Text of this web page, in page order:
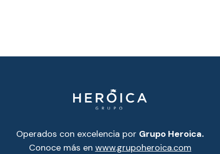
Operados con excelencia por Grupo Heroica.
Conoce más en www.grupoheroica.com